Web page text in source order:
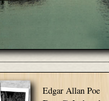
Edgar Allan Poe